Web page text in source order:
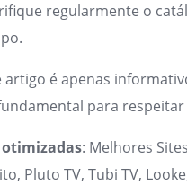
regularmente o
artigo é apenas
para
otimizadas: Melhores
Pluto TV, Tubi TV,